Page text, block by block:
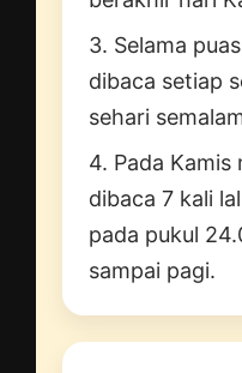
3. Selama
dibaca setiap
sehari
4. Pada Kamis
dibaca 7 kali
pada pukul
sampai pagi.